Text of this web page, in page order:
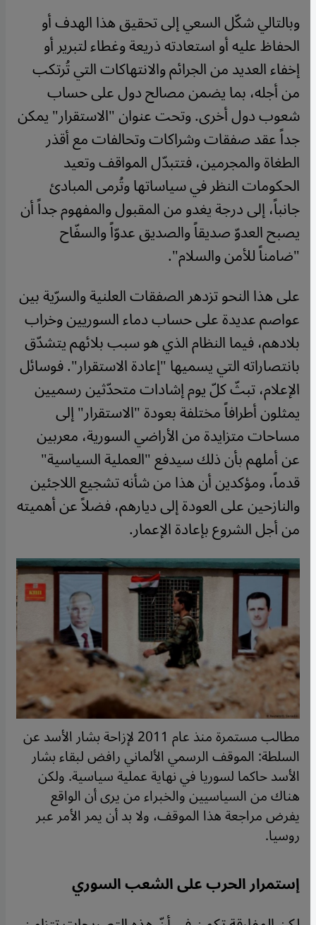
وبالتالي شكّل السعي إلى تحقيق هذا الهدف أو
الحفاظ عليه أو استعادته ذريعة وغطاء لتبرير أو
إخفاء العديد من الجرائم والانتهاكات التي تُرتكب
من أجله، بما يضمن مصالح دول على حساب
شعوب دول أخرى. وتحت عنوان "الاستقرار" يمكن
جداً عقد صفقات وشراكات وتحالفات مع أقذر
الطغاة والمجرمين، فتتبدّل المواقف وتعيد
الحكومات النظر في سياساتها وتُرمى المبادئ
جانباً، إلى درجة يغدو من المقبول والمفهوم جداً أن
يصبح العدوّ صديقاً والصديق عدوّاً والسفّاح
"ضامناً للأمن والسلام".
على هذا النحو تزدهر الصفقات العلنية والسرّية بين
عواصم عديدة على حساب دماء السوريين وخراب
بلادهم، فيما النظام الذي هو سبب بلائهم يتشدّق
بانتصاراته التي يسميها "إعادة الاستقرار". فوسائل
الإعلام، تبثّ كلّ يوم إشادات متحدّثين رسميين
يمثلون أطرافاً مختلفة بعودة "الاستقرار" إلى
مساحات متزايدة من الأراضي السورية، معربين
عن أملهم بأن ذلك سيدفع "العملية السياسية"
قدماً، ومؤكدين أن هذا من شأنه تشجيع اللاجئين
والنازحين على العودة إلى ديارهم، فضلاً عن أهميته
من أجل الشروع بإعادة الإعمار.
مطالب مستمرة منذ عام 2011 لإزاحة بشار الأسد عن
السلطة: الموقف الرسمي الألماني رافض لبقاء بشار
الأسد حاكما لسوريا في نهاية عملية سياسية. ولكن
هناك من السياسيين والخبراء من يرى أن الواقع
يفرض مراجعة هذا الموقف، ولا بد أن يمر الأمر عبر
روسيا.
إستمرار الحرب على الشعب السوري